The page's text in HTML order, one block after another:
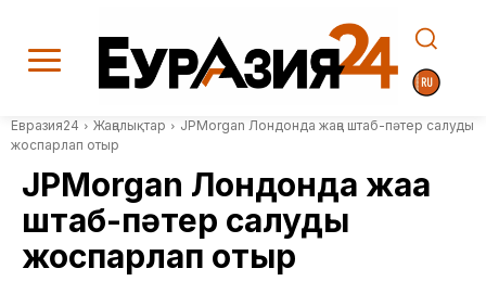
Евразия24 Жаңалықтар
JPMorgan Лондонда жаңа штаб-пәтер салуды
жоспарлап отыр
JPMorgan Лондонда жаңа
штаб-пәтер салуды
жоспарлап отыр